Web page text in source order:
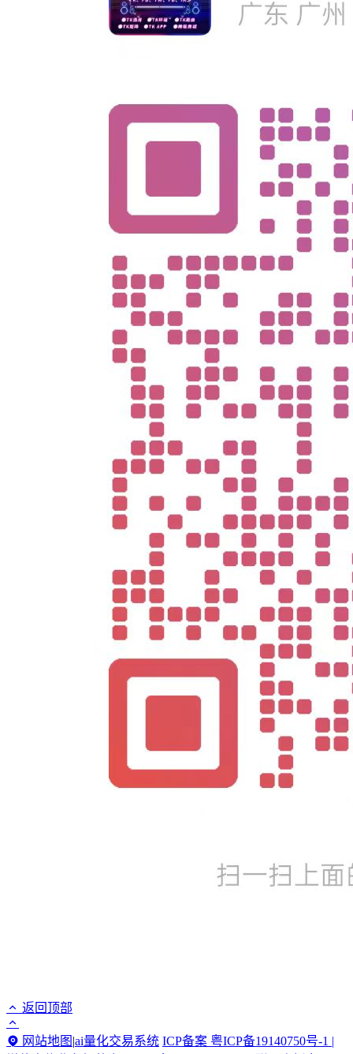
返回顶部
网站地图 |ai量化交易系统 ICP备案 粤ICP备19140750号-1 |